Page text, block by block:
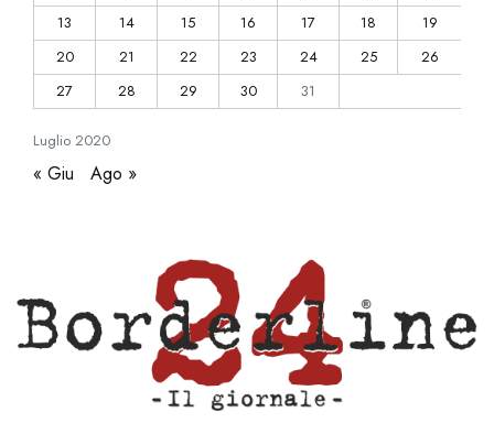
Luglio 2020
13
14 15 16 17 18
19
20
21 22 23 24 25
26
27
28 29 30 31
« Giu Ago »